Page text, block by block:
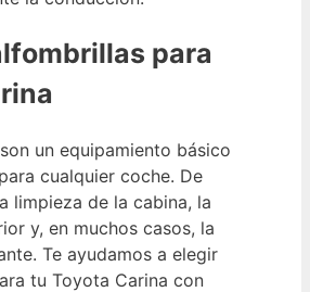
para
un equipamiento básico
cualquier coche. De
limpieza de la cabina, la
y, en muchos casos, la
Te ayudamos a elegir
tu Toyota Carina con